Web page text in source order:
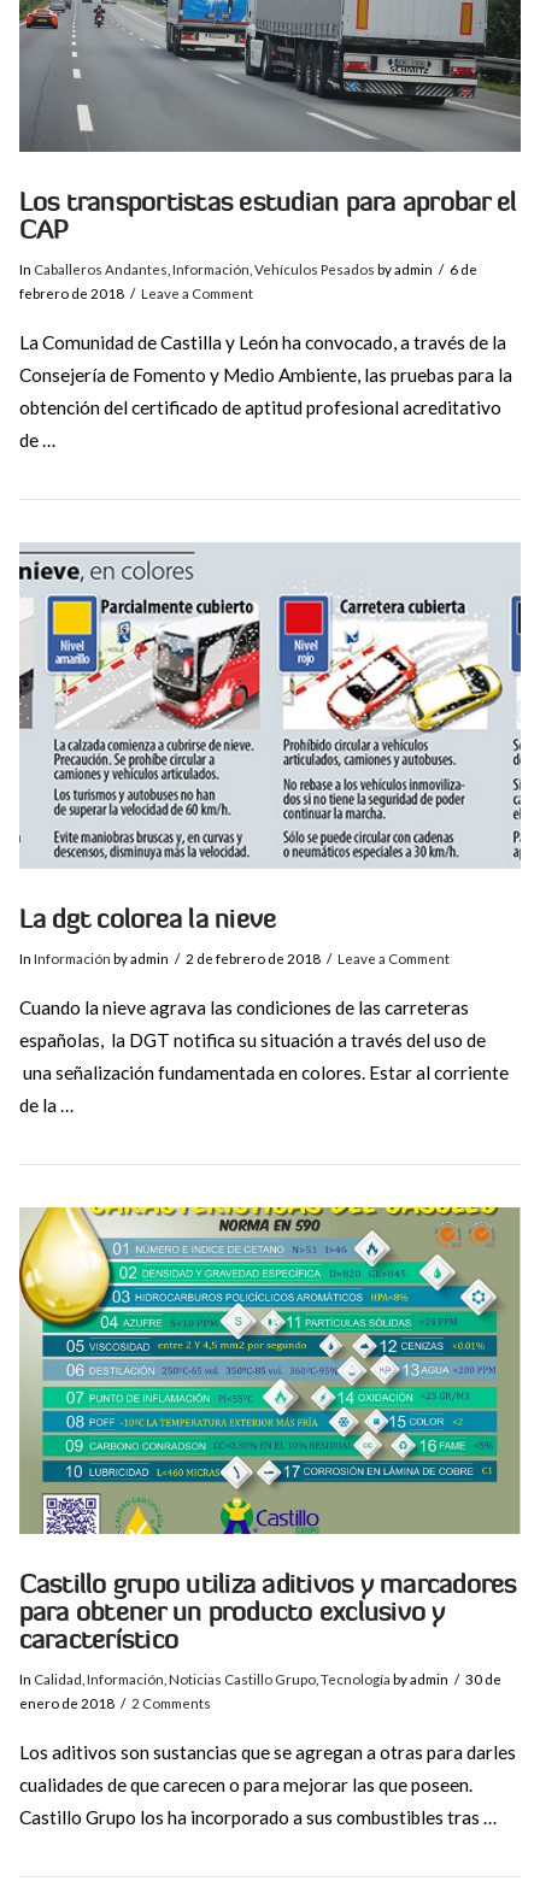
VIEW POST
Los transportistas estudian para aprobar el
CAP
In Caballeros Andantes Información Vehículos Pesados by admin
6 de
febrero de 2018
Leave a Comment
La Comunidad de Castilla y León ha convocado, a través de la
Consejería de Fomento y Medio Ambiente, las pruebas para la
obtención del certificado de aptitud profesional acreditativo
de …
VIEW POST
La dgt colorea la nieve
In Información by admin 2 de febrero de 2018 Leave a Comment
Cuando la nieve agrava las condiciones de las carreteras
españolas, la DGT notifica su situación a través del uso de
una señalización fundamentada en colores. Estar al corriente
de la …
Castillo grupo utiliza aditivos y marcadores
para obtener un producto exclusivo y
característico
In Calidad Información Noticias Castillo Grupo, Tecnología by admin
30 de
enero de 2018
2 Comments
Los aditivos son sustancias que se agregan a otras para darles
cualidades de que carecen o para mejorar las que poseen.
Castillo Grupo los ha incorporado a sus combustibles tras …